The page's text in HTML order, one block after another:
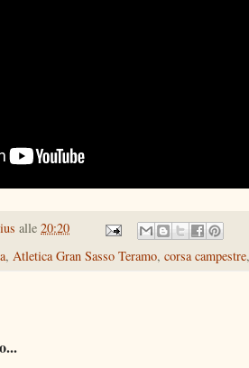
alle 20:20
, Atletica Gran Sasso Teramo, corsa campestre,